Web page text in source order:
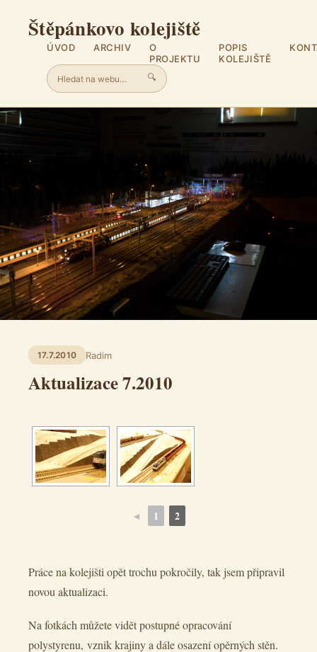
Štěpánkovo kolejiště
ÚVOD ARCHIV
O
PROJEKTU
POPIS
KOLEJIŠTĚ
🔍
17.7.2010 Radim
Aktualizace 7.2010
◄ 1 2
Práce na kolejišti opět trochu pokročily, tak jsem připravil
novou aktualizaci.
Na fotkách můžete vidět postupné opracování
polystyrenu, vznik krajiny a dále osazení opěrných stěn.